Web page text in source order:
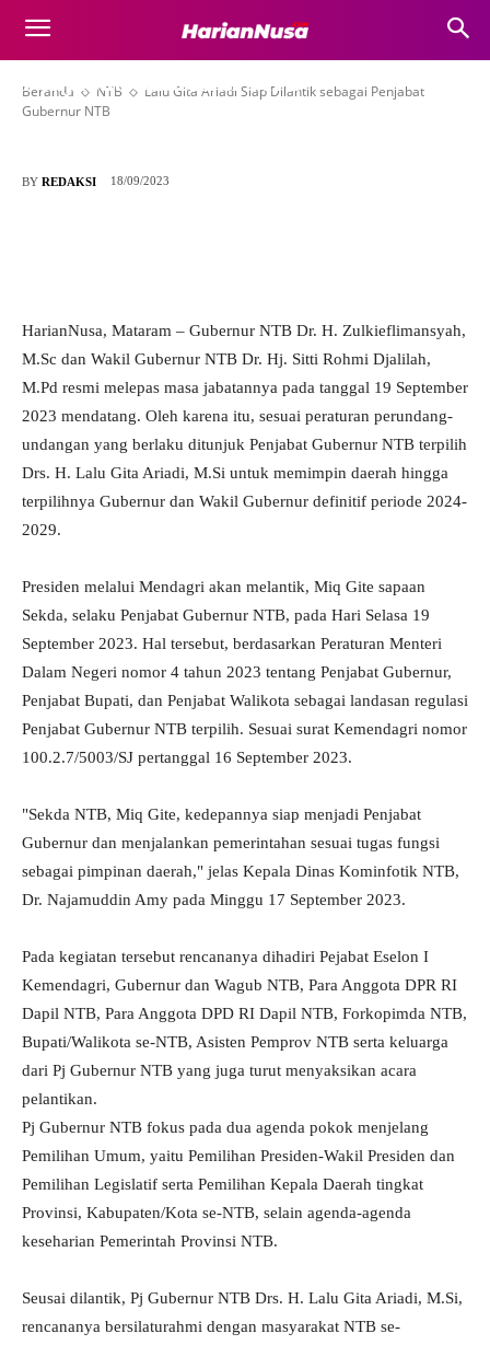
Beranda NTB
Lalu Gita Ariadi Siap Dilantik sebagai Penjabat
Gubernur NTB
Lalu Gita Ariadi Siap Dilantik sebagai
Penjabat Gubernur NTB
BY REDAKSI 18/09/2023
HarianNusa, Mataram – Gubernur NTB Dr. H. Zulkieflimansyah,
M.Sc dan Wakil Gubernur NTB Dr. Hj. Sitti Rohmi Djalilah,
M.Pd resmi melepas masa jabatannya pada tanggal 19 September
2023 mendatang. Oleh karena itu, sesuai peraturan perundang-
undangan yang berlaku ditunjuk Penjabat Gubernur NTB terpilih
Drs. H. Lalu Gita Ariadi, M.Si untuk memimpin daerah hingga
terpilihnya Gubernur dan Wakil Gubernur definitif periode 2024-
2029.
Presiden melalui Mendagri akan melantik, Miq Gite sapaan
Sekda, selaku Penjabat Gubernur NTB, pada Hari Selasa 19
September 2023. Hal tersebut, berdasarkan Peraturan Menteri
Dalam Negeri nomor 4 tahun 2023 tentang Penjabat Gubernur,
Penjabat Bupati, dan Penjabat Walikota sebagai landasan regulasi
Penjabat Gubernur NTB terpilih. Sesuai surat Kemendagri nomor
100.2.7/5003/SJ pertanggal 16 September 2023.
"Sekda NTB, Miq Gite, kedepannya siap menjadi Penjabat
Gubernur dan menjalankan pemerintahan sesuai tugas fungsi
sebagai pimpinan daerah," jelas Kepala Dinas Kominfotik NTB,
Dr. Najamuddin Amy pada Minggu 17 September 2023.
Pada kegiatan tersebut rencananya dihadiri Pejabat Eselon I
Kemendagri, Gubernur dan Wagub NTB, Para Anggota DPR RI
Dapil NTB, Para Anggota DPD RI Dapil NTB, Forkopimda NTB,
Bupati/Walikota se-NTB, Asisten Pemprov NTB serta keluarga
dari Pj Gubernur NTB yang juga turut menyaksikan acara
pelantikan.
Pj Gubernur NTB fokus pada dua agenda pokok menjelang
Pemilihan Umum, yaitu Pemilihan Presiden-Wakil Presiden dan
Pemilihan Legislatif serta Pemilihan Kepala Daerah tingkat
Provinsi, Kabupaten/Kota se-NTB, selain agenda-agenda
keseharian Pemerintah Provinsi NTB.
Seusai dilantik, Pj Gubernur NTB Drs. H. Lalu Gita Ariadi, M.Si,
rencananya bersilaturahmi dengan masyarakat NTB se-